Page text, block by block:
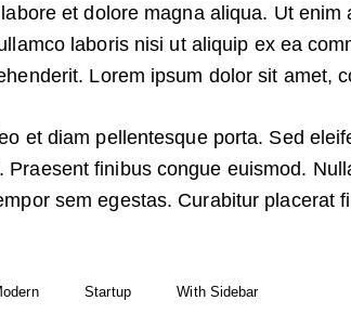
et dolore magna aliqua. Ut
laboris nisi ut aliquip ex ea
Lorem ipsum dolor sit amet,
et diam pellentesque porta. Sed
Praesent finibus congue euismod.
sem egestas. Curabitur placerat
Startup With Sidebar